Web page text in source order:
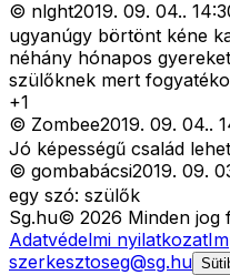
© nlght2019. 09. 04..
ugyanúgy börtönt kéne
néhány hónapos
szülőknek mert
+1
© Zombee2019. 09. 04..
Jó képességű család
© gombabácsi2019. 09.
egy szó: szülők
Sg.hu© 2026 Minden jog
Adatvédelmi nyilatkozat
szerkesztoseg@sg.hu